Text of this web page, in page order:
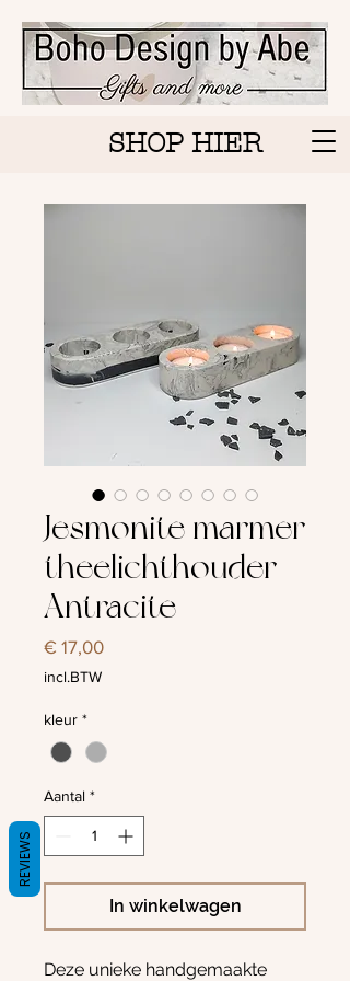
SHOP HIER
Jesmonite marmer
theelichthouder
Antracite
€ 17,00Prijs
incl.BTW
kleur *
Aantal *
In winkelwagen
Deze unieke handgemaakte
REVIEWS